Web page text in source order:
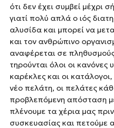
ότι δεν έχει συμβεί μέχρι
γιατί πολύ απλά ο ιός
αλυσίδα και μπορεί να
και τον ανθρώπινο
αναφέρεται σε
τηρούνται όλοι οι κανόνες
καρέκλες και οι
νέο πελάτη, οι πελάτες
προβλεπόμενη απόσταση
πλένουμε τα χέρια μας
συσκευασίας και πετούμε